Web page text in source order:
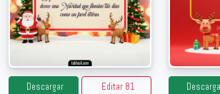
Descargar Editar 81